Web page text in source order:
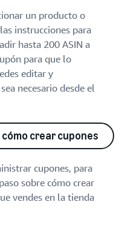
un producto o
instrucciones para
hasta 200 ASIN a
para que lo
editar y
necesario desde el
crear cupones
cupones, para
sobre cómo crear
vendes en la tienda